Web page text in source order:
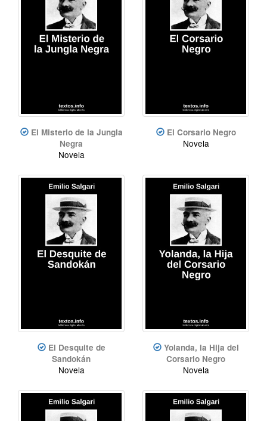
El Misterio de la Jungla
Negra
Novela
El Corsario Negro
Novela
El Desquite de
Sandokán
Novela
Yolanda, la Hija del
Corsario Negro
Novela